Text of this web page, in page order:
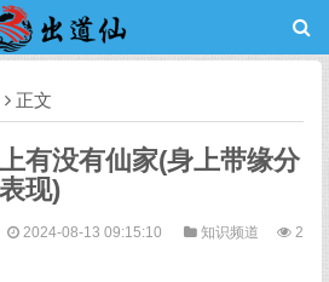
正文
有没有仙家(身上带缘分
现)
2024-08-13 09:15:10 知识频道
2